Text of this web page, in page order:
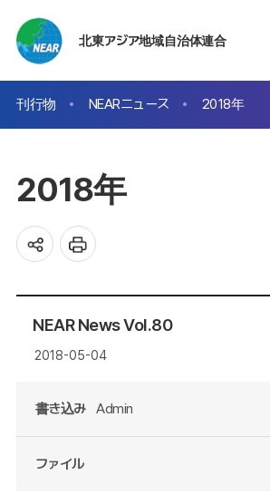
北東アジア地域自治体連合
刊行物 NEARニュース 2018年
2018年
NEAR News Vol.80
2018-05-04
書き込み Admin
ファイル